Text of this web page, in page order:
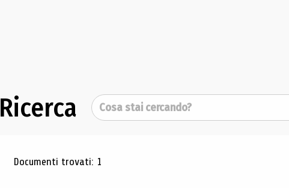
Ricerca Cerca
Risultati di ricerca
Documenti trovati: 1